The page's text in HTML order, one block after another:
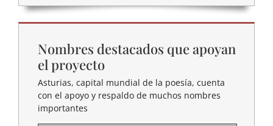
Nombres destacados que apoyan
el proyecto
Asturias, capital mundial de la poesía, cuenta
con el apoyo y respaldo de muchos nombres
importantes